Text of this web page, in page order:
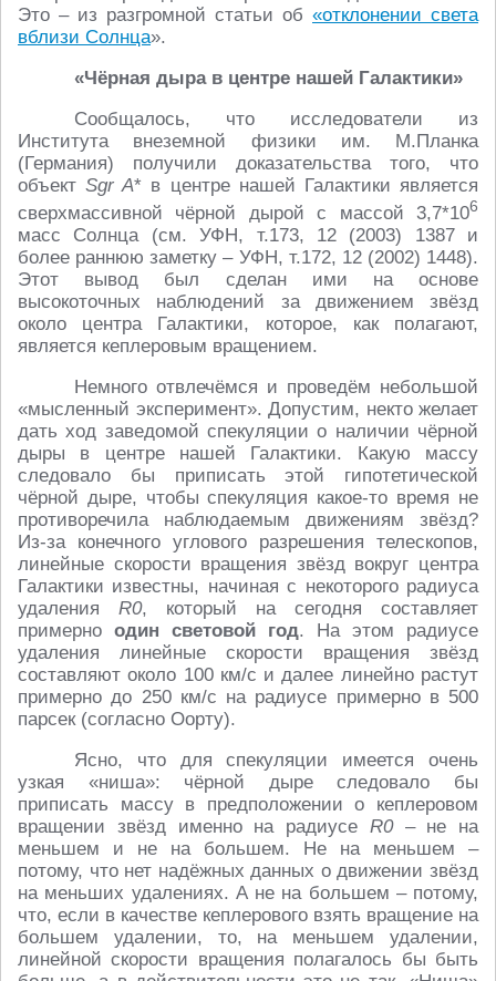
Это – из разгромной статьи об «отклонении света
вблизи Солнца».
«Чёрная дыра в центре нашей Галактики»
Сообщалось, что исследователи из
Института внеземной физики им. М.Планка
(Германия) получили доказательства того, что
объектSgr A* в центре нашей Галактики является
сверхмассивной чёрной дырой с массой 3,7*106
масс Солнца (см. УФН, т.173, 12 (2003) 1387 и
более раннюю заметку – УФН, т.172, 12 (2002) 1448).
Этот вывод был сделан ими на основе
высокоточных наблюдений за движением звёзд
около центра Галактики, которое, как полагают,
является кеплеровым вращением.
Немного отвлечёмся и проведём небольшой
«мысленный эксперимент». Допустим, некто желает
дать ход заведомой спекуляции о наличии чёрной
дыры в центре нашей Галактики. Какую массу
следовало бы приписать этой гипотетической
чёрной дыре, чтобы спекуляция какое-то время не
противоречила наблюдаемым движениям звёзд?
Из-за конечного углового разрешения телескопов,
линейные скорости вращения звёзд вокруг центра
Галактики известны, начиная с некоторого радиуса
удаления R0, который на сегодня составляет
примерно один световой год. На этом радиусе
удаления линейные скорости вращения звёзд
составляют около 100 км/с и далее линейно растут
примерно до 250 км/с на радиусе примерно в 500
парсек (согласно Оорту).
Ясно, что для спекуляции имеется очень
узкая «ниша»: чёрной дыре следовало бы
приписать массу в предположении о кеплеровом
вращении звёзд именно на радиусе R0– не на
меньшем и не на большем. Не на меньшем –
потому, что нет надёжных данных о движении звёзд
на меньших удалениях. А не на большем – потому,
что, если в качестве кеплерового взять вращение на
большем удалении, то, на меньшем удалении,
линейной скорости вращения полагалось бы быть